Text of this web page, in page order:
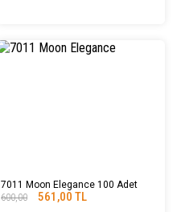
7011 Moon Elegance 100 Adet
600,00
561,00 TL